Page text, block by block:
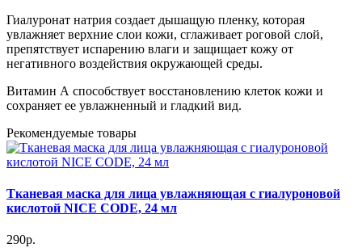
Гиалуронат натрия создает дышащую пленку, которая
увлажняет верхние слои кожи, сглаживает роговой слой,
препятствует испарению влаги и защищает кожу от
негативного воздействия окружающей среды.
Витамин А способствует восстановлению клеток кожи и
сохраняет ее увлажненный и гладкий вид.
Рекомендуемые товары
Тканевая маска для лица увлажняющая с гиалуроновой
кислотой NICE CODE, 24 мл
290р.